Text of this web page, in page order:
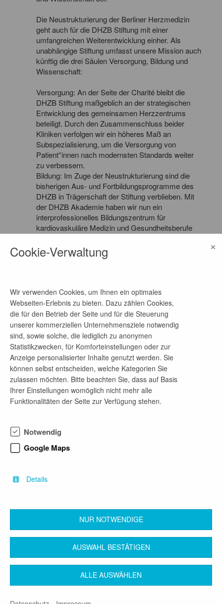
Die Neustrukturierung der Berliner Herzmedizin
geht auch für die DHZB Stiftung mit einer
umfangreichen Weiterentwicklung einher. Als
unabhängige Stiftung umfasst unsere Mission auch
künftig die drei Säulen Versorgung, Bildung und
Wissenschaft:
Versorgung: An der Seite der Charité bleibt die
DHZB Stiftung maßgeblich an der strategischen
Entwicklung des gemeinsamen Herzzentrums
beteiligt. Durch den Zusammenschluss beider
Kliniken verfolgen wir ein höheres Maß an
Subspezialisierung, um die Versorgung von
Patient*innen nach modernsten Standards weiter
zu verbessern.
Bildung: Im Zuge der Neustrukturierung sind die
bisherigen Aus- und Fortbildungsprogramme des
DHZB in Trägerschaft der Stiftung verblieben. Mit
der DHZB Akademie haben wir nun ein
interprofessionelles Bildungszentrum für
kardiovaskuläre Medizin und Gesundheitsberufe
Fachkräftegewinnung und Kompetenzentwicklung
in der Herzmedizin beiträgt.
komplettiert als dritte Säule die Arbeit unserer
Stiftung. Bislang fokussiert auf die Förderung von
Professuren, wird die Stiftung in Zukunft eine
eigene Förderprogrammatik entwickeln, um
wissenschaftlichen Erkenntnissen der Herzmedizin
in die Routine zu verhelfen.
Mit der Neuprofilierung unserer Stiftung etablieren
wir uns als ein innovativer Akteur der
internationalen Medizin-, Bildungs- und
Wissenschaftslandschaft. Mit unserem
Schwerpunkt auf kardiovaskuläre Erkrankungen
internationaler Taktgeber innovativer Herzmedizin.
Zur DHZB Akademie: www.dhzb-akademie.de
zurück
Kontakt Impressum AGB Datenschutz
Cookie-Verwaltung ×
Wir verwenden Cookies, um Ihnen ein optimales
Webseiten-Erlebnis zu bieten. Dazu zählen Cookies,
die für den Betrieb der Seite und für die Steuerung
unserer kommerziellen Unternehmensziele notwendig
sind, sowie solche, die lediglich zu anonymen
Statistikzwecken, für Komforteinstellungen oder zur
Anzeige personalisierter Inhalte genutzt werden. Sie
können selbst entscheiden, welche Kategorien Sie
zulassen möchten. Bitte beachten Sie, dass auf Basis
Ihrer Einstellungen womöglich nicht mehr alle
Funktionalitäten der Seite zur Verfügung stehen.
Notwendig
Google Maps
Details
NUR NOTWENDIGE
AUSWAHL BESTÄTIGEN
ALLE AUSWÄHLEN